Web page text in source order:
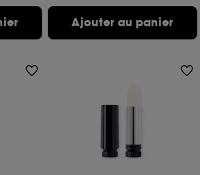
Ajouter au panier